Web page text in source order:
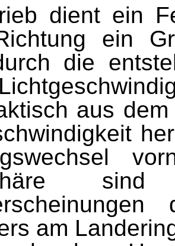
dient ein
ein
die
aus
am